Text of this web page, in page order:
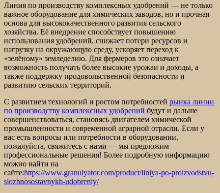
Линия по производству комплексных удобрений — не только
важное оборудование для химических заводов, но и прочная
основа для высококачественного развития сельского
хозяйства. Её внедрение способствует повышению
использования удобрений, снижает потери ресурсов и
нагрузку на окружающую среду, ускоряет переход к
«зелёному» земледелию. Для фермеров это означает
возможность получать более высокие урожаи и доходы, а
также поддержку продовольственной безопасности и
развитию сельских территорий.
С развитием технологий и ростом потребностей рынка линии
по производству комплексных удобрений будут и дальше
совершенствоваться, становясь двигателем химической
промышленности и современной аграрной отрасли. Если у
вас есть вопросы или потребности в оборудовании,
пожалуйста, свяжитесь с нами — мы предложим
профессиональные решения! Более подробную информацию
можно найти на
сайте:https://www.granulyator.com/product/liniya-po-proizvodstvu-
slozhnosostavnykh-udobreniy/